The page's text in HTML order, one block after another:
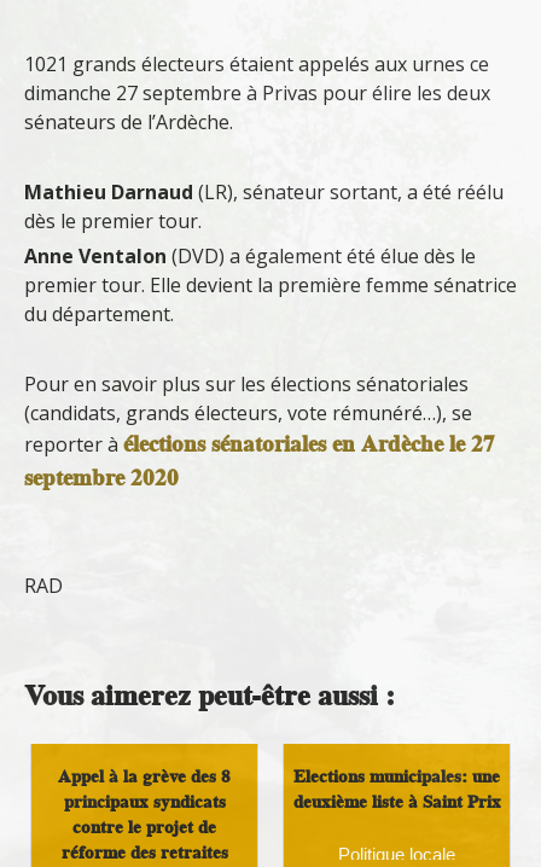
1021 grands électeurs étaient appelés aux urnes ce
dimanche 27 septembre à Privas pour élire les deux
sénateurs de l’Ardèche.
Mathieu Darnaud (LR), sénateur sortant, a été réélu
dès le premier tour.
Anne Ventalon (DVD) a également été élue dès le
premier tour. Elle devient la première femme sénatrice
du département.
Pour en savoir plus sur les élections sénatoriales
(candidats, grands électeurs, vote rémunéré…), se
reporter à élections sénatoriales en Ardèche le 27
septembre 2020
RAD
Vous aimerez peut-être aussi :
Appel à la grève des 8
principaux syndicats
contre le projet de
réforme des retraites
Elections municipales: une
deuxième liste à Saint Prix
Politique locale